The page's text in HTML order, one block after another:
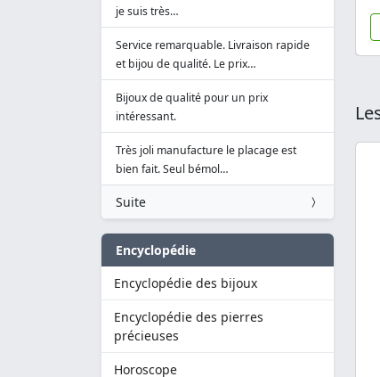
je suis très…
Service remarquable. Livraison rapide
et bijou de qualité. Le prix…
Bijoux de qualité pour un prix
intéressant.
Très joli manufacture le placage est
bien fait. Seul bémol…
Suite
Encyclopédie
Encyclopédie des bijoux
Encyclopédie des pierres
précieuses
Horoscope